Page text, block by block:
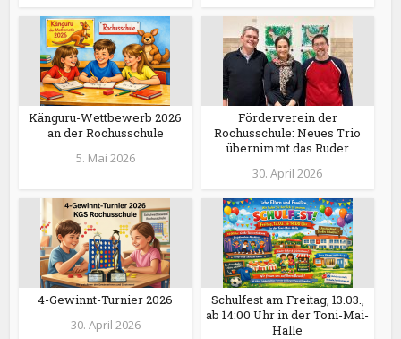
Känguru-Wettbewerb 2026
an der Rochusschule
5. Mai 2026
Förderverein der
Rochusschule: Neues Trio
übernimmt das Ruder
30. April 2026
4-Gewinnt-Turnier 2026
30. April 2026
Schulfest am Freitag, 13.03.,
ab 14:00 Uhr in der Toni-Mai-
Halle